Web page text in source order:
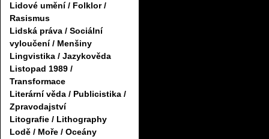
Lidové umění / Folklor /
Rasismus
Lidská práva / Sociální
vyloučení / Menšiny
Lingvistika / Jazykověda
Listopad 1989 /
Transformace
Literární věda / Publicistika /
Zpravodajství
Litografie / Lithography
Lodě / Moře / Oceány